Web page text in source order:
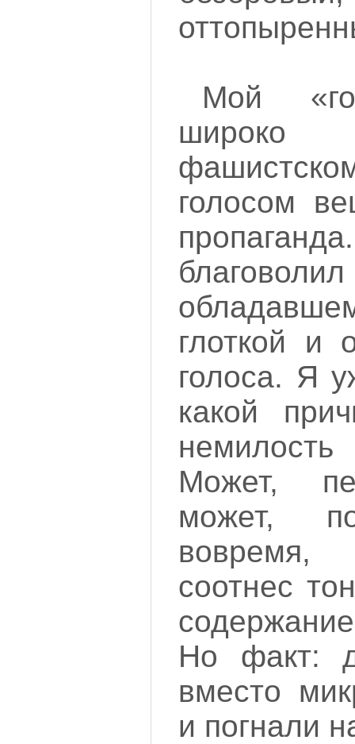
Мой
широко
голосом
глоткой и
голоса. Я
какой
Может,
может,
соотнес
Но факт:
вместо
и погнали